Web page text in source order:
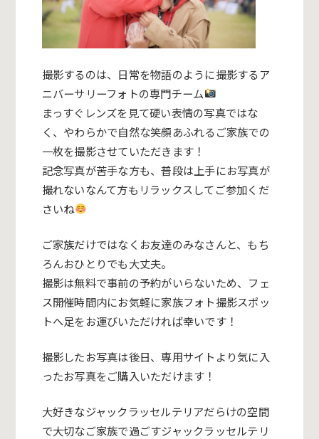
撮影するのは、日常を物語のように撮影するア
ニバーサリーフォトの専門チーム
まっすぐレンズを見て硬い表情の写真ではな
く、やわらかで自然な笑顔あふれるご家族での
一枚を撮影させていただきます！
記念写真が苦手な方も、普段は上手にお写真が
撮れないなんて方もリラックスしてご参加くだ
さいね
ご家族だけではなくお友達のみなさんと、もち
ろんおひとりでも大丈夫。
撮影は無料で事前の予約がいらないため、フェ
ス開催時間内にお気軽に家族フォト撮影スポッ
トへ足をお運びいただければ幸いです！
撮影したお写真は後日、専用サイトより気に入
ったお写真をご購入いただけます！
大好きなジャックラッセルテリアだらけの空間
で大切なご家族で過ごすジャックラッセルテリ